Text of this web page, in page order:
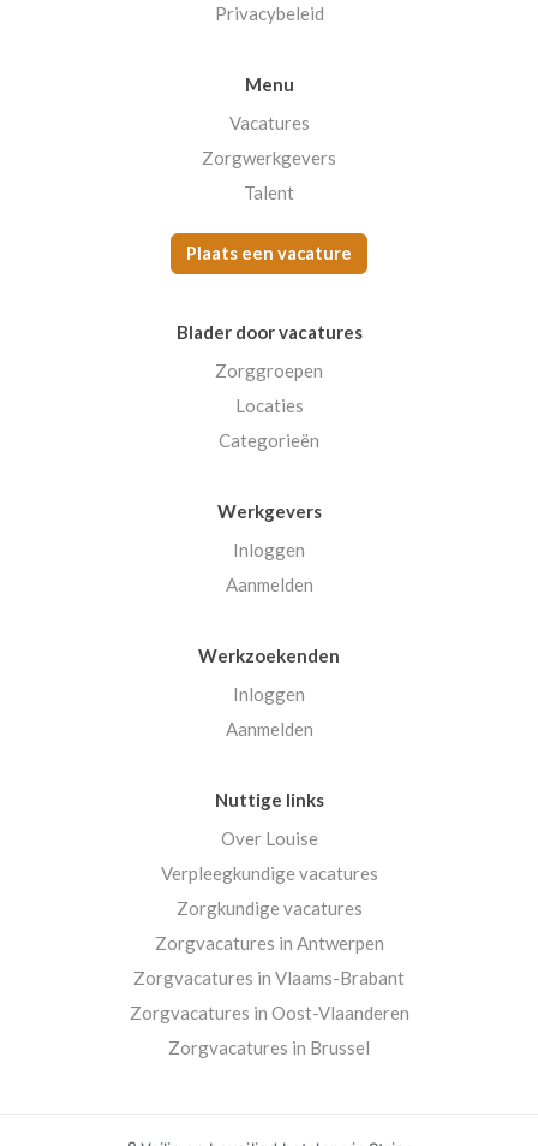
Privacybeleid
Menu
Vacatures
Zorgwerkgevers
Talent
Plaats een vacature
Blader door vacatures
Zorggroepen
Locaties
Categorieën
Werkgevers
Inloggen
Aanmelden
Werkzoekenden
Inloggen
Aanmelden
Nuttige links
Over Louise
Verpleegkundige vacatures
Zorgkundige vacatures
Zorgvacatures in Antwerpen
Zorgvacatures in Vlaams-Brabant
Zorgvacatures in Oost-Vlaanderen
Zorgvacatures in Brussel